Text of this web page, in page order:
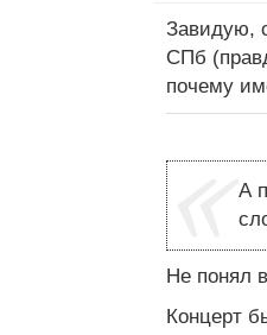
Завидую,
СПб
почему
А
Не понял
Концерт